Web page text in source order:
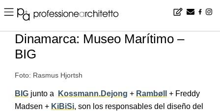
Home ▪ news ▪ es ▪ Dinamarca: Museo Marítimo – BIG
Dinamarca: Museo Marítimo –
BIG
Foto: Rasmus Hjortsh
BIG junto a Kossmann.Dejong + Rambøll
+ Freddy
Madsen + KiBiSi, son los responsables del diseño del